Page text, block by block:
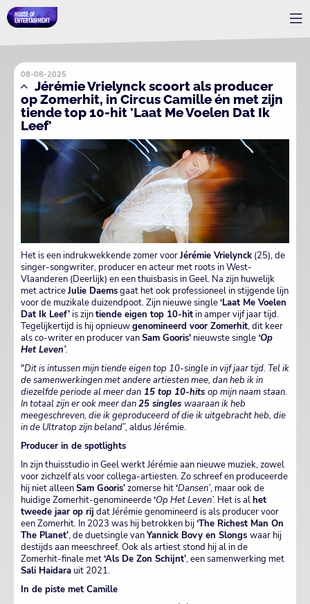
08-08-2025
Jérémie Vrielynck scoort als producer
op Zomerhit, in Circus Camille én met zijn
tiende top 10-hit 'Laat Me Voelen Dat Ik
Leef'
Het is een indrukwekkende zomer voorJérémie Vrielynck (25), de
singer-songwriter, producer en acteur met roots in West-
Vlaanderen (Deerlijk) en een thuisbasis in Geel. Na zijn huwelijk
met actriceJulie Daemsgaat het ook professioneel in stijgende lijn
voor de muzikale duizendpoot. Zijn nieuwe single‘Laat Me Voelen
Dat Ik Leef’is zijntiende eigen top 10-hitin amper vijf jaar tijd.
Tegelijkertijd is hij opnieuwgenomineerd voor Zomerhit, dit keer
als co-writer en producer vanSam Gooris' nieuwste single ‘Op
Het Leven’.
"Dit is intussen mijn tiende eigen top 10-single in vijf jaar tijd. Tel ik
de samenwerkingen met andere artiesten mee, dan heb ik in
diezelfde periode al meer dan 15 top 10-hits op mijn naam staan.
In totaal zijn er ook meer dan25 singles waaraan ik heb
meegeschreven, die ik geproduceerd of die ik uitgebracht heb, die
in de Ultratop zijn beland”, aldus Jérémie.
Producer in de spotlights
In zijn thuisstudio in Geel werkt Jérémie aan nieuwe muziek, zowel
voor zichzelf als voor collega-artiesten. Zo schreef en produceerde
hij niet alleenSam Gooris’zomerse hit‘Dansen’, maar ook de
huidige Zomerhit-genomineerde‘Op Het Leven’. Het is alhet
tweede jaar op rij dat Jérémie genomineerd is als producer voor
een Zomerhit. In 2023 was hij betrokken bij‘The Richest Man On
The Planet’, de duetsingle vanYannick Bovy en Slongs waar hij
destijds aan meeschreef. Ook als artiest stond hij al in de
Zomerhit-finale met‘Als De Zon Schijnt’, een samenwerking met
Sali Haidara uit 2021.
In de piste met Camille